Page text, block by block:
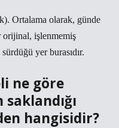
Ortalama olarak, günde
işlenmemiş
yer burasıdır.
ne göre
hangisidir?